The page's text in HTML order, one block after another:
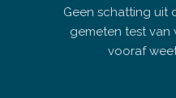
Geen schatting uit
gemeten test
vooraf